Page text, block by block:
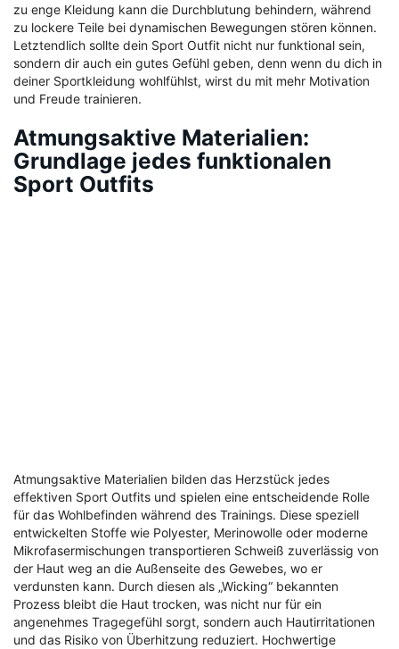
zu enge Kleidung kann die Durchblutung behindern, während
zu lockere Teile bei dynamischen Bewegungen stören können.
Letztendlich sollte dein Sport Outfit nicht nur funktional sein,
sondern dir auch ein gutes Gefühl geben, denn wenn du dich in
deiner Sportkleidung wohlfühlst, wirst du mit mehr Motivation
und Freude trainieren.
Atmungsaktive Materialien:
Grundlage jedes funktionalen
Sport Outfits
Atmungsaktive Materialien bilden das Herzstück jedes
effektiven Sport Outfits und spielen eine entscheidende Rolle
für das Wohlbefinden während des Trainings. Diese speziell
entwickelten Stoffe wie Polyester, Merinowolle oder moderne
Mikrofasermischungen transportieren Schweiß zuverlässig von
der Haut weg an die Außenseite des Gewebes, wo er
verdunsten kann. Durch diesen als „Wicking“ bekannten
Prozess bleibt die Haut trocken, was nicht nur für ein
angenehmes Tragegefühl sorgt, sondern auch Hautirritationen
und das Risiko von Überhitzung reduziert. Hochwertige